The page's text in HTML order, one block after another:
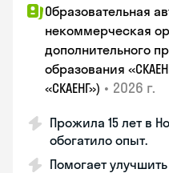
Образовательная
некоммерческая
дополнительного
образования
«СКАЕНГ») • 2026 г.
Прожила 15 лет в
обогатило опыт.
Помогает